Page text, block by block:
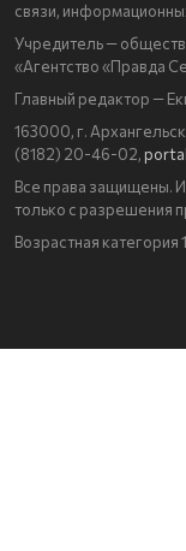
связи,
Учредитель —
«Агентство «Правда
Главный редактор —
163000, г.
(8182) 20-46-02,
Все права защищены.
только с разрешения
Возрастная категория